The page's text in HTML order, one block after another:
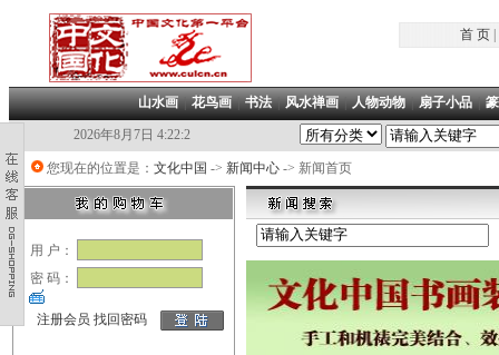
首 页|
山水画|花鸟画|书法|风水禅画|人物动物|扇子小品|
2026年8月7日 4:22:3
您现在的位置是： 文化中国 -> 新闻中心 -> 新闻首页
用 户：
密 码：
注册会员 找回密码